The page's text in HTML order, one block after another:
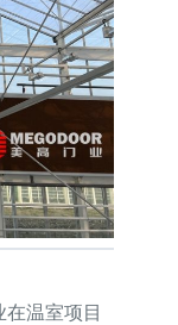
温室项目